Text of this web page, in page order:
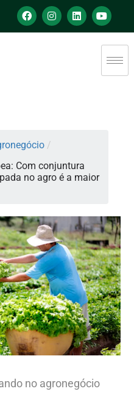
/
Com conjuntura
no agro é a maior
no agronegócio